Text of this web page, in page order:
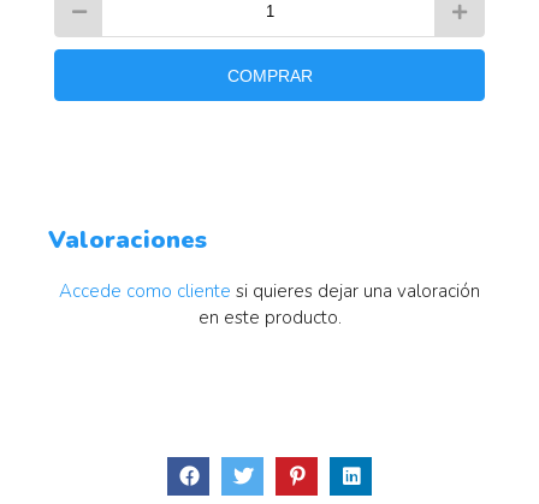
COMPRAR
Valoraciones
Accede como cliente si quieres dejar una valoración
en este producto.